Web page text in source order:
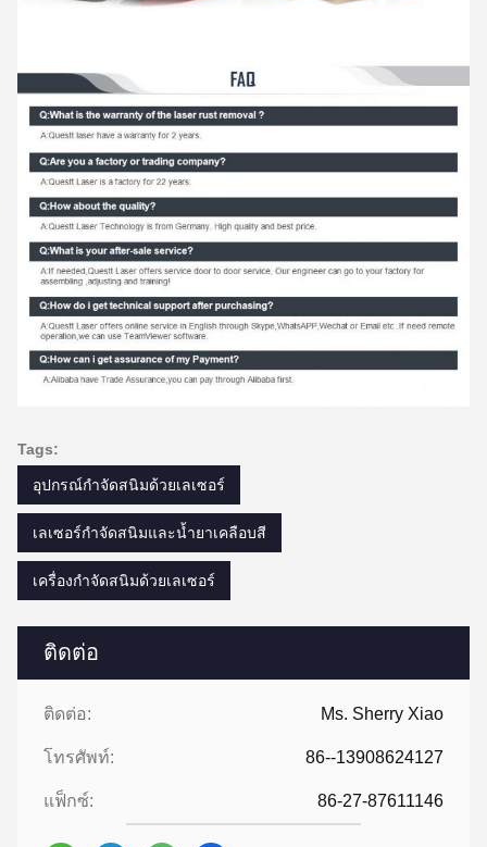
ติดต่อ
ติดต่อ: Ms. Sherry Xiao
โทรศัพท์: 86--13908624127
แฟ็กซ์: 86-27-87611146
Tags:
อุปกรณ์กำจัดสนิมด้วยเลเซอร์
เลเซอร์กำจัดสนิมและน้ำยาเคลือบสี
เครื่องกำจัดสนิมด้วยเลเซอร์